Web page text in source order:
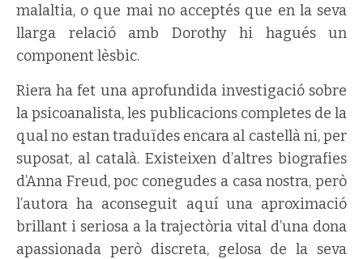
malaltia, o que mai no acceptés que en la seva
llarga relació amb Dorothy hi hagués un
component lèsbic.
Riera ha fet una aprofundida investigació sobre
la psicoanalista, les publicacions completes de la
qual no estan traduïdes encara al castellà ni, per
suposat, al català. Existeixen d’altres biografies
d’Anna Freud, poc conegudes a casa nostra, però
l’autora ha aconseguit aquí una aproximació
brillant i seriosa a la trajectòria vital d’una dona
apassionada però discreta, gelosa de la seva